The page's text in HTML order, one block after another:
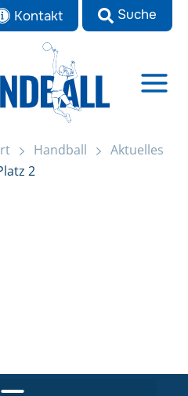
Kontakt
auf Platz 2
Handball
Aktuelles
2